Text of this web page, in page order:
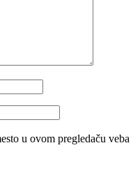
u ovom pregledaču veba